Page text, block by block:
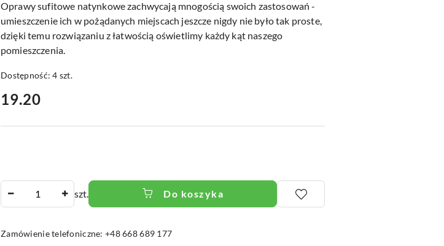
Oprawy sufitowe natynkowe zachwycają mnogością swoich zastosowań -
umieszczenie ich w pożądanych miejscach jeszcze nigdy nie było tak proste,
dzięki temu rozwiązaniu z łatwością oświetlimy każdy kąt naszego
pomieszczenia.
Dostępność:4 szt.
cena:
19.20
szt. Do koszyka
Zamówienie telefoniczne: +48 668 689 177